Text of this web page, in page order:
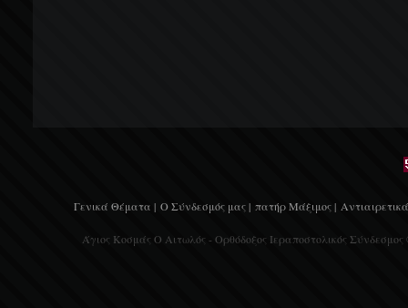
Γενικά Θέματα | Ο Σύνδεσμός μας | πατήρ Μάξιμος |
Άγιος Κοσμάς Ο Αιτωλός - Ορθόδοξος Ιεραποστολικός